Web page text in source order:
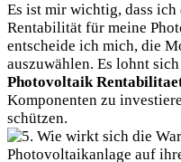
Es ist mir wichtig, dass
Rentabilität für meine
entscheide ich mich, die
auszuwählen. Es lohnt
Photovoltaik
Komponenten zu
schützen.